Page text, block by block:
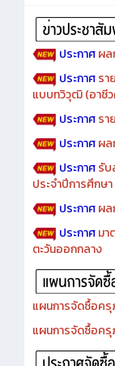
ประกาศผล
ประกาศรา
แบบทวิวุฒิ (อาชี
ประกาศรา
ประกาศผล
ประกาศรับ
ประจำปีการศึกษ
ประกาศผล
ประกาศมา
ตะวันออกกลาง
แผนการจัดซื้อค
แผนการจัดซื้อค